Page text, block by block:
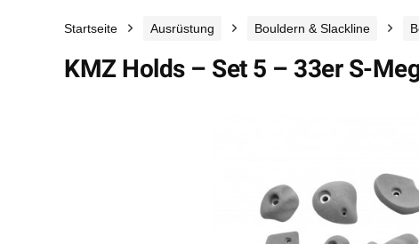
Startseite Ausrüstung Bouldern & Slackline
KMZ Holds – Set 5 – 33er S-